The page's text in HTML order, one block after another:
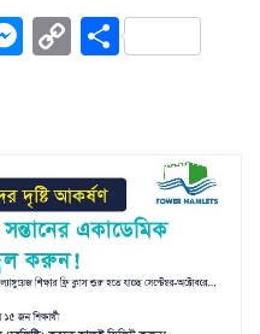
Messenger
CopyShare